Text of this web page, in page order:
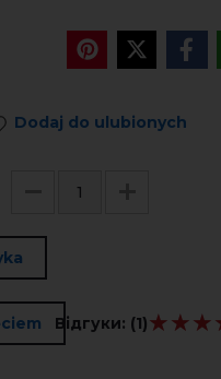
Dodaj do ulubionych
Відгуки: (1)